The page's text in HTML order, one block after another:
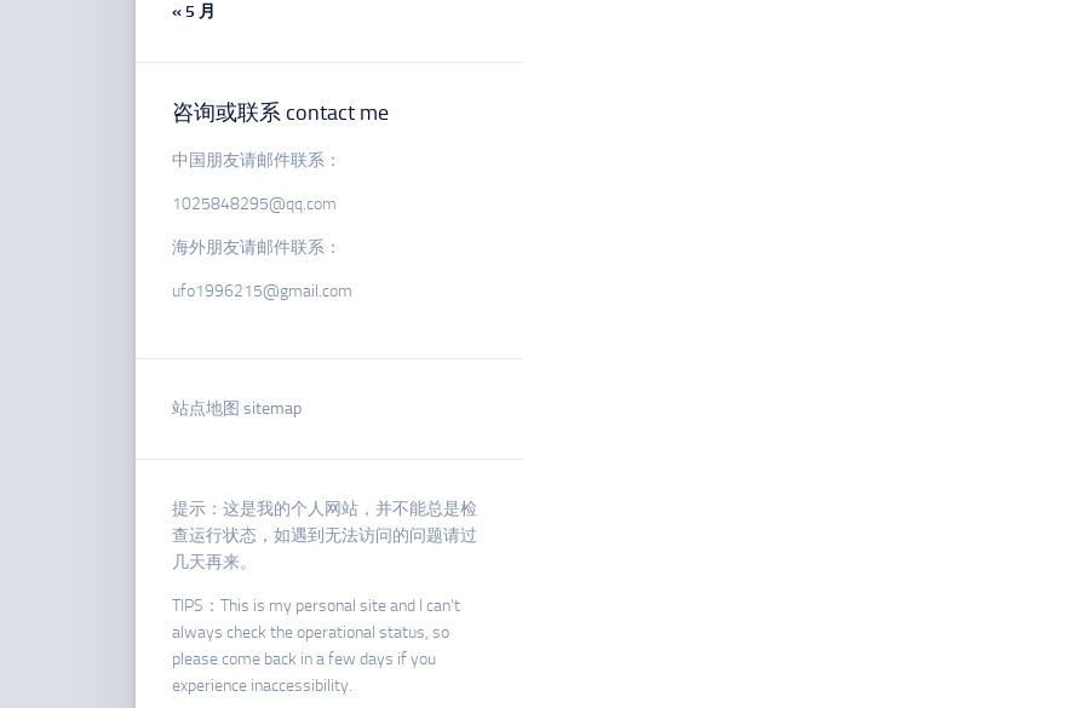
« 5 月
咨询或联系 contact me
中国朋友请邮件联系：
1025848295@qq.com
海外朋友请邮件联系：
ufo1996215@gmail.com
站点地图 sitemap
提示：这是我的个人网站，并不能总是检
查运行状态，如遇到无法访问的问题请过
几天再来。
TIPS：This is my personal site and I can’t
always check the operational status, so
please come back in a few days if you
experience inaccessibility.